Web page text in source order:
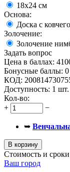
18x24 см
Основа:
Доска с
Золочение:
Золочение
Задать вопрос
Цена в баллах:
Бонусные баллы:
КОД:
Доступность: 1 шт.
Кол-во:
+
−
➥
В корзину
Стоимость и
Ваш город